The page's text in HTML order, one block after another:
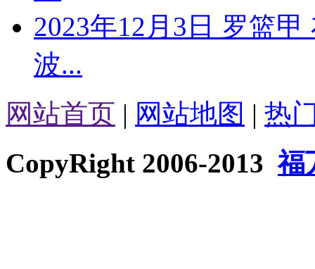
2023年12月3日 罗篮
波...
网站首页 | 网站地图 | 热
CopyRight 2006-2013福